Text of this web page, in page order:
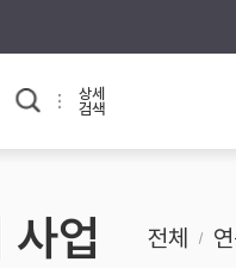
교과 연동 자료
상세
검색
사업 전체